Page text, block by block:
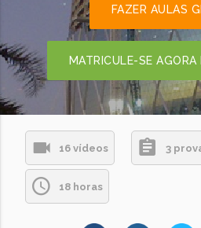
FAZER AULAS
MATRICULE-SE AGORA
16 vídeos 3
18 horas